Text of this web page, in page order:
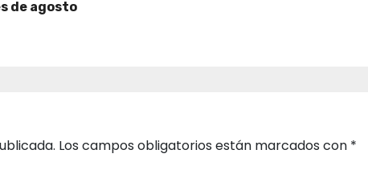
de agosto
Los campos obligatorios están marcados con *